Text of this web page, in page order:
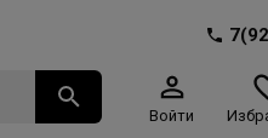
Войти